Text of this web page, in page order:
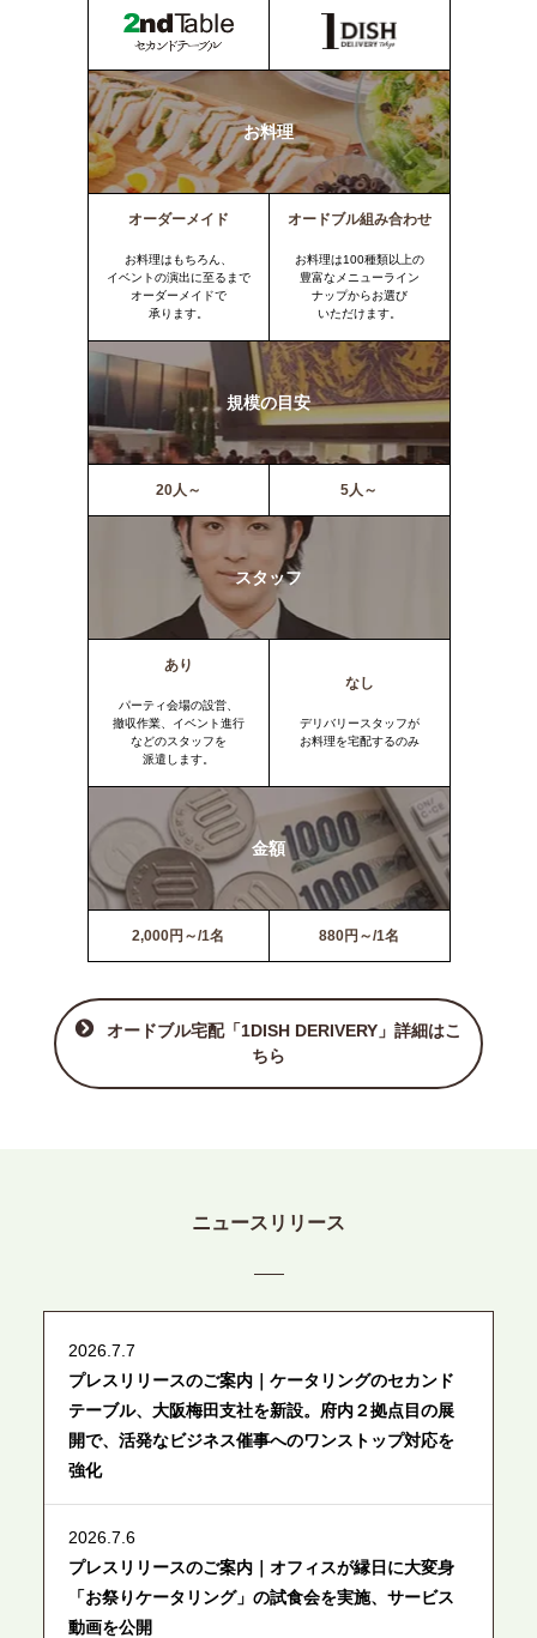
お料理
オーダーメイド
お料理はもちろん、
イベントの演出に至るまで
オーダーメイドで
承ります。
オードブル組み合わせ
お料理は100種類以上の
豊富なメニューライン
ナップからお選び
いただけます。
規模の目安
20人～ 5人～
スタッフ
あり
パーティ会場の設営、
撤収作業、イベント進行
などのスタッフを
派遣します。
なし
デリバリースタッフが
お料理を宅配するのみ
金額
2,000円～/1名 880円～/1名
オードブル宅配「1DISH DERIVERY」詳細はこ
ちら
ニュースリリース
2026.7.7
プレスリリースのご案内｜ケータリングのセカンド
テーブル、大阪梅田支社を新設。府内２拠点目の展
開で、活発なビジネス催事へのワンストップ対応を
強化
2026.7.6
プレスリリースのご案内｜オフィスが縁日に大変身
「お祭りケータリング」の試食会を実施、サービス
動画を公開